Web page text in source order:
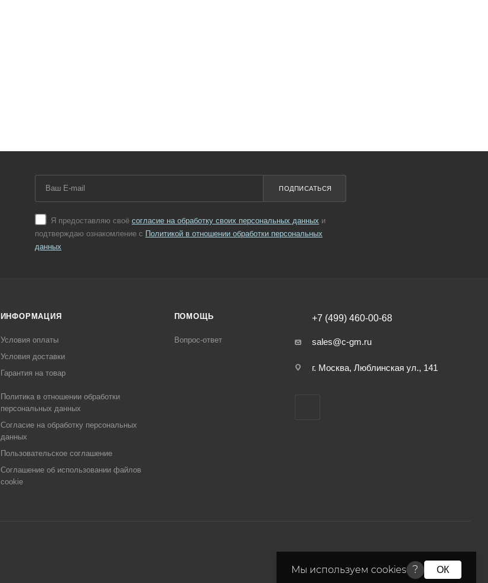
Я предоставляю своё согласие на обработку своих персональных данных и
подтверждаю ознакомление с Политикой в отношении обработки персональных
данных
ПОДПИСАТЬСЯ
ИНФОРМАЦИЯ
Условия оплаты
Условия доставки
Гарантия на товар
Политика в отношении обработки
персональных данных
Cогласие на обработку персональных
данных
Пользовательское соглашение
Cоглашение об использовании файлов
cookie
ПОМОЩЬ
Вопрос-ответ
+7 (499) 460-00-68
sales@c-gm.ru
г. Москва, Люблинская ул., 141
Мы используем cookies ? ОК